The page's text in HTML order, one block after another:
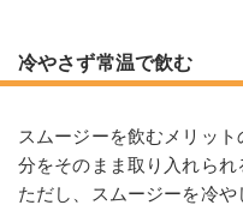
冷やさず常温で飲む
スムージーを飲むメリッ
分をそのまま取り入れられ
ただし、スムージーを冷